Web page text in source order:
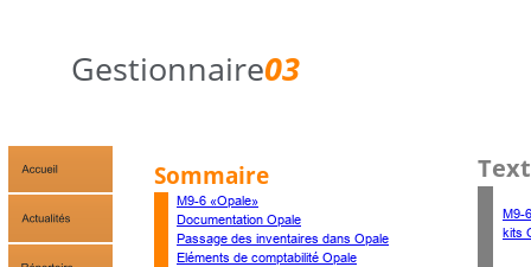
Gestionnaire03
M9-
kits
M9-6 «Opale»
Documentation Opale
Passage des inventaires dans Opale
Eléments de comptabilité Opale
Sommaire